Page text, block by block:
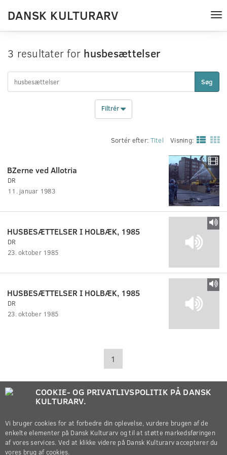
DANSK KULTURARV
3 resultater for husbesættelser
Søg
Filtrér
Sortér efter: Titel Visning:
BZerne ved Allotria
DR
11. januar 1983
HUSBESÆTTELSER I HOLBÆK, 1985
DR
23. oktober 1985
HUSBESÆTTELSER I HOLBÆK, 1985
DR
23. oktober 1985
1
COOKIE- OG PRIVATLIVSPOLITIK PÅ DANSK
KULTURARV.
Vi bruger cookies for at forbedre din oplevelse, vurdere brugen af de
enkelte elementer på Dansk Kulturarv og til at støtte markedsføringen
af vores services. Ved at klikke videre på Dansk Kulturarv accepterer du
vores brug af cookies.